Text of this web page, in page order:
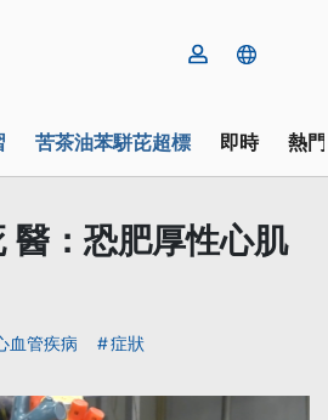
苦茶油苯駢芘超標 即時 熱
醫：恐肥厚性心肌
血管疾病 症狀